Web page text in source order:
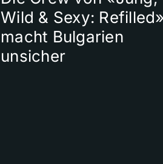
Wild & Sexy: Refilled»
macht Bulgarien
unsicher